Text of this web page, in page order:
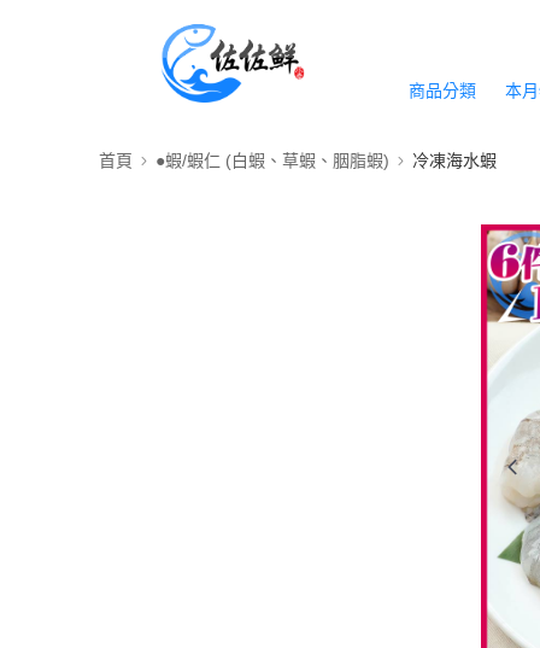
商品分類 本
首頁 ●蝦/蝦仁 (白蝦、草蝦、胭脂蝦) 冷凍海水蝦